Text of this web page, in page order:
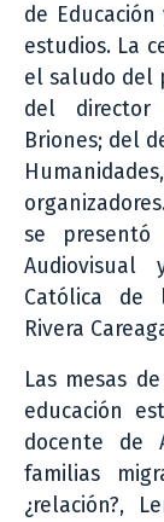
de
estudios. La
el saludo del
del director
Briones; del
se
Audiovisual
Católica de
Rivera
Las mesas
educación
docente de
familias
¿relación?,